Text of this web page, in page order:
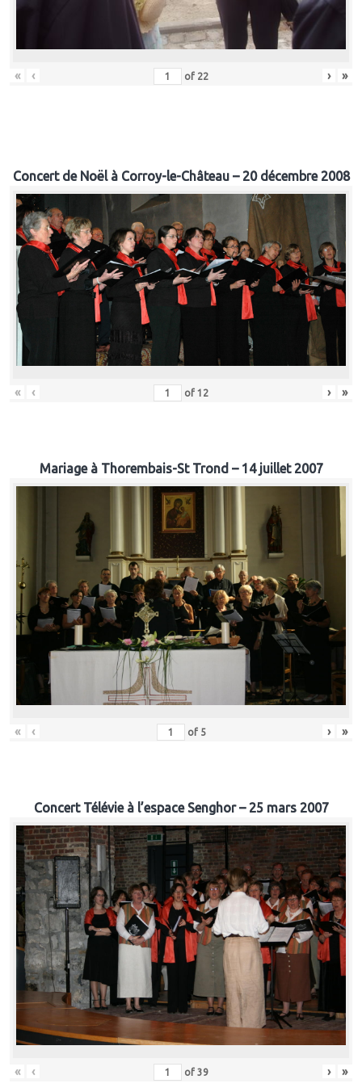
« ‹ of 22 › »
Concert de Noël à Corroy-le-Château – 20 décembre 2008
« ‹ of 12 › »
Mariage à Thorembais-St Trond – 14 juillet 2007
« ‹ of 5 › »
Concert Télévie à l’espace Senghor – 25 mars 2007
« ‹ of 39 › »